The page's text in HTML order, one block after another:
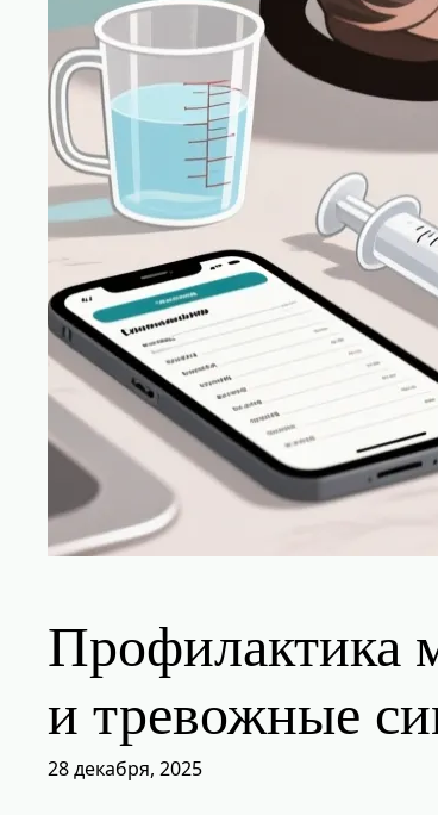
Профилактика
и тревожные
28 декабря, 2025